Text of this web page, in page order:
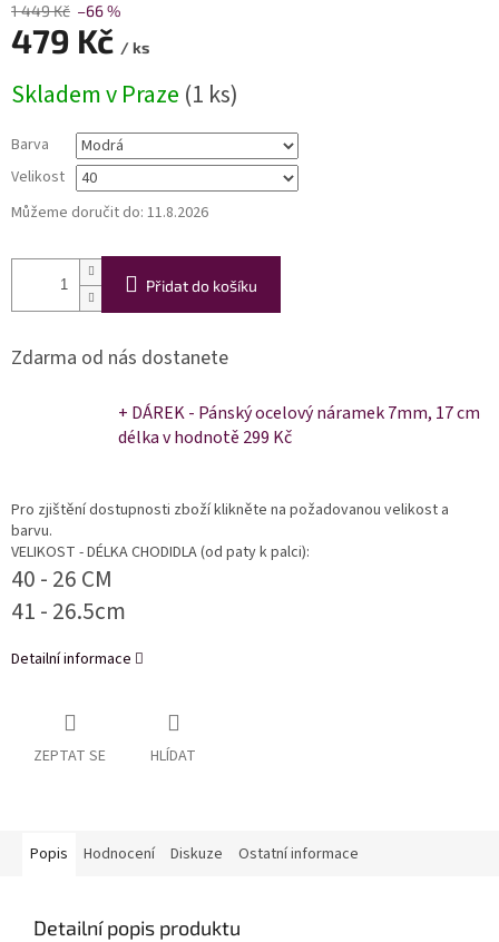
1 449 Kč –66 %
479 Kč / ks
cena:
Skladem v Praze (1 ks)
Barva
Velikost
Můžeme doručit do: 11.8.2026
Přidat do košíku
Zdarma od nás dostanete
+ DÁREK - Pánský ocelový náramek 7mm, 17 cm
délkav hodnotě 299 Kč
Pro zjištění dostupnosti zboží klikněte na požadovanou velikost a
barvu.
VELIKOST - DÉLKA CHODIDLA (od paty k palci):
40 - 26 CM
41 - 26.5cm
Detailní informace
ZEPTAT SE HLÍDAT
Popis Hodnocení Diskuze Ostatní informace
Detailní popis produktu